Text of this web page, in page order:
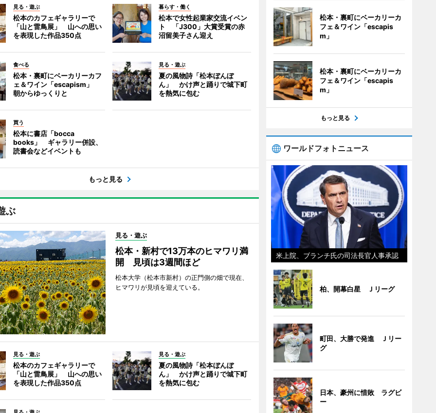
見る・遊ぶ
松本のカフェギャラリーで
「山と雷鳥展」 山への思い
を表現した作品350点
暮らす・働く
松本で女性起業家交流イベン
ト 「J300」大賞受賞の赤
沼留美子さん迎え
食べる
松本・裏町にベーカリーカフ
ェ＆ワイン「escapism」
朝からゆっくりと
見る・遊ぶ
夏の風物詩「松本ぼんぼ
ん」 かけ声と踊りで城下町
を熱気に包む
買う
松本に書店「bocca
books」 ギャラリー併設、
読書会などイベントも
もっと見る
ぶ
見る・遊ぶ
松本・新村で13万本のヒマワリ満
開 見頃は3週間ほど
松本大学（松本市新村）の正門側の畑で現在、
ヒマワリが見頃を迎えている。
見る・遊ぶ
松本のカフェギャラリーで
「山と雷鳥展」 山への思い
を表現した作品350点
見る・遊ぶ
夏の風物詩「松本ぼんぼ
ん」 かけ声と踊りで城下町
を熱気に包む
松本・裏町にベーカリーカ
フェ＆ワイン「escapis
m」
松本・裏町にベーカリーカ
フェ＆ワイン「escapis
m」
もっと見る
ワールドフォトニュース
米上院、ブランチ氏の司法長官人事承認
柏、開幕白星 Ｊリーグ
町田、大勝で発進 Ｊリー
グ
日本、豪州に惜敗 ラグビ
ー